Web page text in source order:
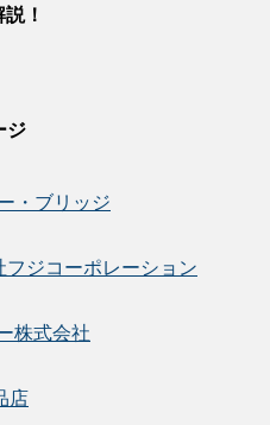
！
ジ
・ブリッジ
ジコーポレーション
株式会社
店